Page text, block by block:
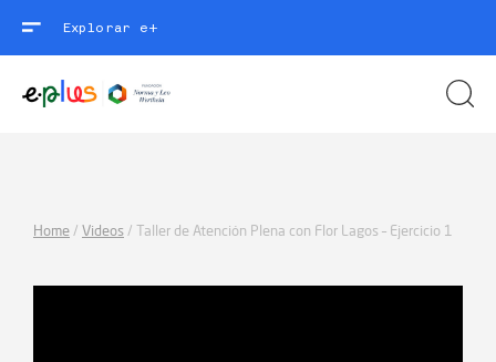
Explorar e+
Home / Videos / Taller de Atención Plena con Flor Lagos – Ejercicio 1